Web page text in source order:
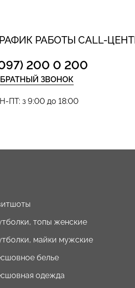
РАБОТЫ CALL-
200 0 200
ЗВОНОК
ПТ: з 9:00 до 18:00
топы женские
майки мужские
белье
одежда